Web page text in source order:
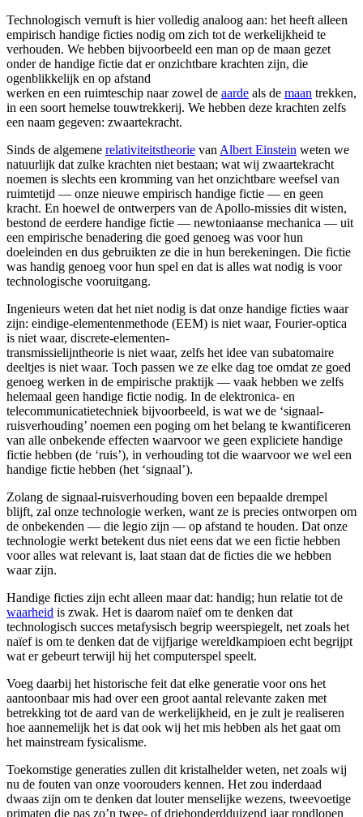
Technologisch vernuft is hier volledig analoog aan: het heeft alleen
empirisch handige ficties nodig om zich tot de werkelijkheid te
verhouden. We hebben bijvoorbeeld een man op de maan gezet
onder de handige fictie dat er onzichtbare krachten zijn, die
ogenblikkelijk en op afstand
werken en een ruimteschip naar zowel de aarde als de maan trekken,
in een soort hemelse touwtrekkerij. We hebben deze krachten zelfs
een naam gegeven: zwaartekracht.
Sinds de algemene relativiteitstheorie van Albert Einstein weten we
natuurlijk dat zulke krachten niet bestaan; wat wij zwaartekracht
noemen is slechts een kromming van het onzichtbare weefsel van
ruimtetijd — onze nieuwe empirisch handige fictie — en geen
kracht. En hoewel de ontwerpers van de Apollo-missies dit wisten,
bestond de eerdere handige fictie — newtoniaanse mechanica — uit
een empirische benadering die goed genoeg was voor hun
doeleinden en dus gebruikten ze die in hun berekeningen. Die fictie
was handig genoeg voor hun spel en dat is alles wat nodig is voor
technologische vooruitgang.
Ingenieurs weten dat het niet nodig is dat onze handige ficties waar
zijn: eindige-elementenmethode (EEM) is niet waar, Fourier-optica
is niet waar, discrete-elementen-
transmissielijntheorie is niet waar, zelfs het idee van subatomaire
deeltjes is niet waar. Toch passen we ze elke dag toe omdat ze goed
genoeg werken in de empirische praktijk — vaak hebben we zelfs
helemaal geen handige fictie nodig. In de elektronica- en
telecommunicatietechniek bijvoorbeeld, is wat we de ‘signaal-
ruisverhouding’ noemen een poging om het belang te kwantificeren
van alle onbekende effecten waarvoor we geen expliciete handige
fictie hebben (de ‘ruis’), in verhouding tot die waarvoor we wel een
handige fictie hebben (het ‘signaal’).
Zolang de signaal-ruisverhouding boven een bepaalde drempel
blijft, zal onze technologie werken, want ze is precies ontworpen om
de onbekenden — die legio zijn — op afstand te houden. Dat onze
technologie werkt betekent dus niet eens dat we een fictie hebben
voor alles wat relevant is, laat staan dat de ficties die we hebben
waar zijn.
Handige ficties zijn echt alleen maar dat: handig; hun relatie tot de
waarheid is zwak. Het is daarom naïef om te denken dat
technologisch succes metafysisch begrip weerspiegelt, net zoals het
naïef is om te denken dat de vijfjarige wereldkampioen echt begrijpt
wat er gebeurt terwijl hij het computerspel speelt.
Voeg daarbij het historische feit dat elke generatie voor ons het
aantoonbaar mis had over een groot aantal relevante zaken met
betrekking tot de aard van de werkelijkheid, en je zult je realiseren
hoe aannemelijk het is dat ook wij het mis hebben als het gaat om
het mainstream fysicalisme.
Toekomstige generaties zullen dit kristalhelder weten, net zoals wij
nu de fouten van onze voorouders kennen. Het zou inderdaad
dwaas zijn om te denken dat louter menselijke wezens, tweevoetige
primaten die pas zo’n twee- of driehonderdduizend jaar rondlopen